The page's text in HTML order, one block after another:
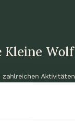
Kleine Wolf
herrlich
einen köstlichen
Blick über